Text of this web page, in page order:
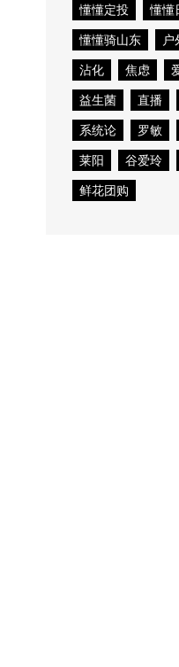
懂懂定投
懂懂
懂懂骑山东
户
沾化
焦虑
益生菌
直播
系统论
罗敏
莱阳
谷爱玲
鲜花团购